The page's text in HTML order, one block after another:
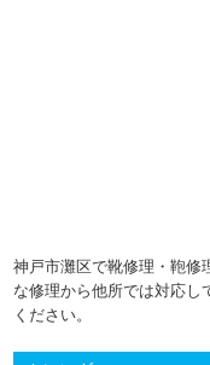
神戸市灘区で靴修理・鞄修
な修理から他所では対応し
ください。